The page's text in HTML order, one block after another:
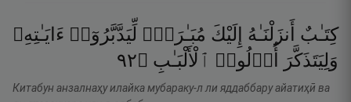
كِتَـٰبٌ أَنزَلْنَـٰهُ إِلَيْكَ مُبَـٰرَكٌۭ لِّيَدَّبَّرُوٓا۟ ءَايَـٰتِهِۦ
وَلِيَتَذَكَّرَ
أُو۟لُوا۟ ٱلْأَلْبَـٰبِ ۝٢٩
Китабун анзалнаҳу илайка мубараку-л ли яддаббару айатиҳӣ ва